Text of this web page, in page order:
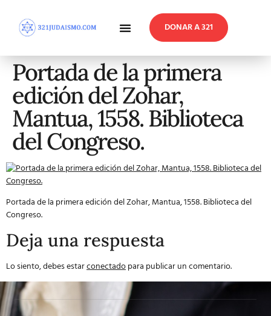
DONAR A 321
Portada de la primera
edición del Zohar,
Mantua, 1558. Biblioteca
del Congreso.
Portada de la primera edición del Zohar, Mantua, 1558. Biblioteca del
Congreso.
Deja una respuesta
Lo siento, debes estarconectadopara publicar un comentario.